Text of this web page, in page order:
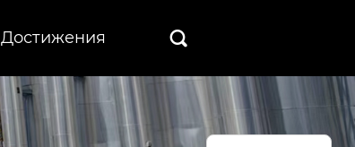
Достижения 